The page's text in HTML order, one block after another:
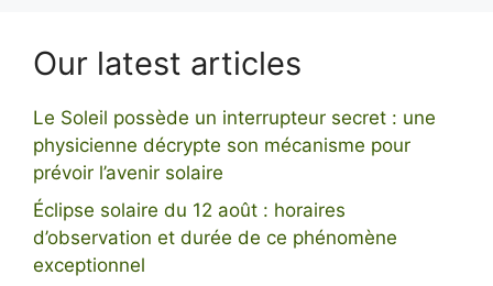
Our latest articles
Le Soleil possède un interrupteur secret : une
physicienne décrypte son mécanisme pour
prévoir l’avenir solaire
Éclipse solaire du 12 août : horaires
d’observation et durée de ce phénomène
exceptionnel